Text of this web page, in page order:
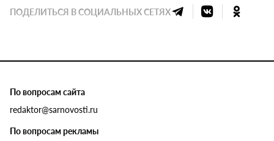
ПОДЕЛИТЬСЯ В СОЦИАЛЬНЫХ СЕТЯХ
По вопросам сайта
redaktor@sarnovosti.ru
По вопросам рекламы